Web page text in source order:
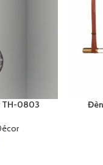
TH-0803